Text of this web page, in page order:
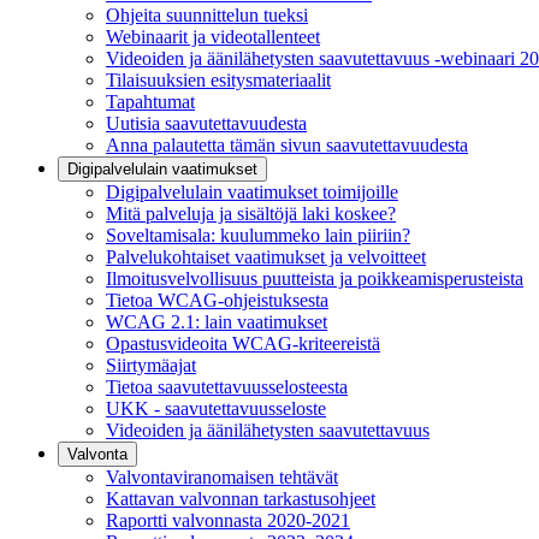
Ohjeita suunnittelun tueksi
Webinaarit ja videotallenteet
Videoiden ja äänilähetysten saavutettavuus -webinaari
Tilaisuuksien esitysmateriaalit
Tapahtumat
Uutisia saavutettavuudesta
Anna palautetta tämän sivun saavutettavuudesta
Digipalvelulain vaatimukset
Digipalvelulain vaatimukset toimijoille
Mitä palveluja ja sisältöjä laki koskee?
Soveltamisala: kuulummeko lain piiriin?
Palvelukohtaiset vaatimukset ja velvoitteet
Ilmoitusvelvollisuus puutteista ja poikkeamisperusteista
Tietoa WCAG-ohjeistuksesta
WCAG 2.1: lain vaatimukset
Opastusvideoita WCAG-kriteereistä
Siirtymäajat
Tietoa saavutettavuusselosteesta
UKK - saavutettavuusseloste
Videoiden ja äänilähetysten saavutettavuus
Valvonta
Valvontaviranomaisen tehtävät
Kattavan valvonnan tarkastusohjeet
Raportti valvonnasta 2020-2021